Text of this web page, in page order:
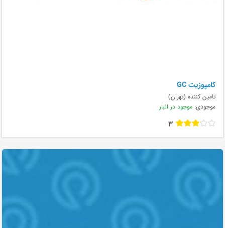
کامپوزیت GC
تامین کننده (تهران)
موجودی: موجود در انبار
3